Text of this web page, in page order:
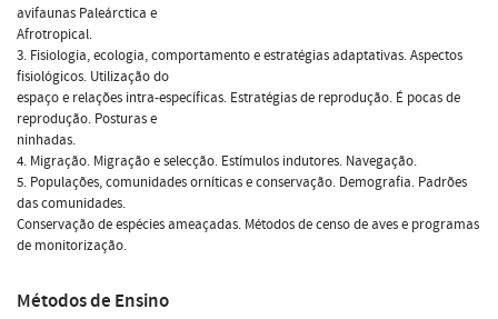
avifaunas Paleárctica e
Afrotropical.
3. Fisiologia, ecologia, comportamento e estratégias adaptativas. Aspectos
fisiológicos. Utilização do
espaço e relações intra-específicas. Estratégias de reprodução. É pocas de
reprodução. Posturas e
ninhadas.
4. Migração. Migração e selecção. Estímulos indutores. Navegação.
5. Populações, comunidades orníticas e conservação. Demografia. Padrões
das comunidades.
Conservação de espécies ameaçadas. Métodos de censo de aves e programas
de monitorização.
Métodos de Ensino